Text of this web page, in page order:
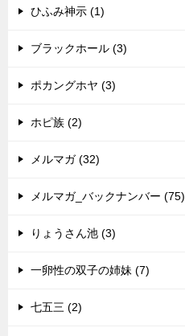
ひふみ神示 (1)
ブラックホール (3)
ポカングホヤ (3)
ホピ族 (2)
メルマガ (32)
メルマガ_バックナンバー (75)
りょうさん池 (3)
一卵性の双子の姉妹 (7)
七五三 (2)